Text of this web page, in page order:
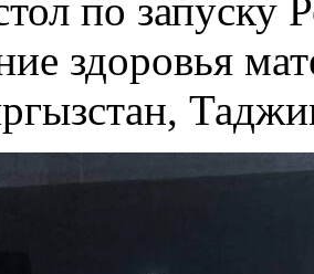
по запуску
здоровья